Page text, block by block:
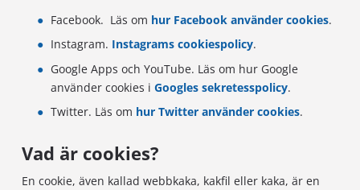
Facebook. Läs om hur Facebook använder cookies.
Instagram. Instagrams cookiespolicy.
Google Apps och YouTube. Läs om hur Google
använder cookies i Googles sekretesspolicy.
Twitter. Läs om hur Twitter använder cookies.
Vad är cookies?
En cookie, även kallad webbkaka, kakfil eller kaka, är en